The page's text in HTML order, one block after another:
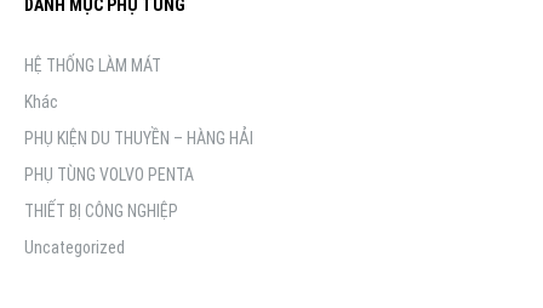
DANH MỤC PHỤ TÙNG
HỆ THỐNG LÀM MÁT
Khác
PHỤ KIỆN DU THUYỀN – HÀNG HẢI
PHỤ TÙNG VOLVO PENTA
THIẾT BỊ CÔNG NGHIỆP
Uncategorized